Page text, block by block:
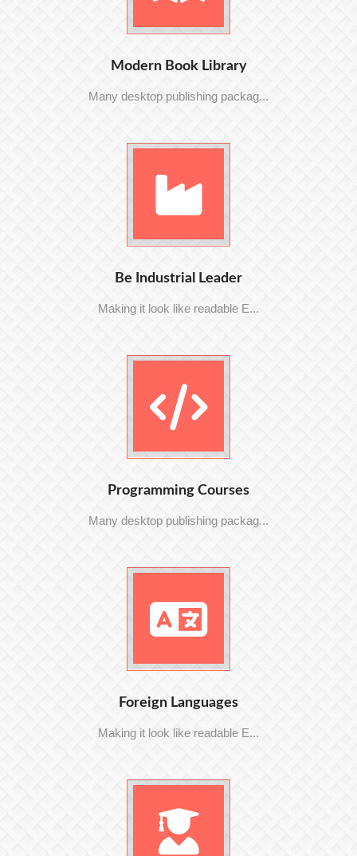
Modern Book Library
Many desktop publishing packag...
Be Industrial Leader
Making it look like readable E...
Programming Courses
Many desktop publishing packag...
Foreign Languages
Making it look like readable E...